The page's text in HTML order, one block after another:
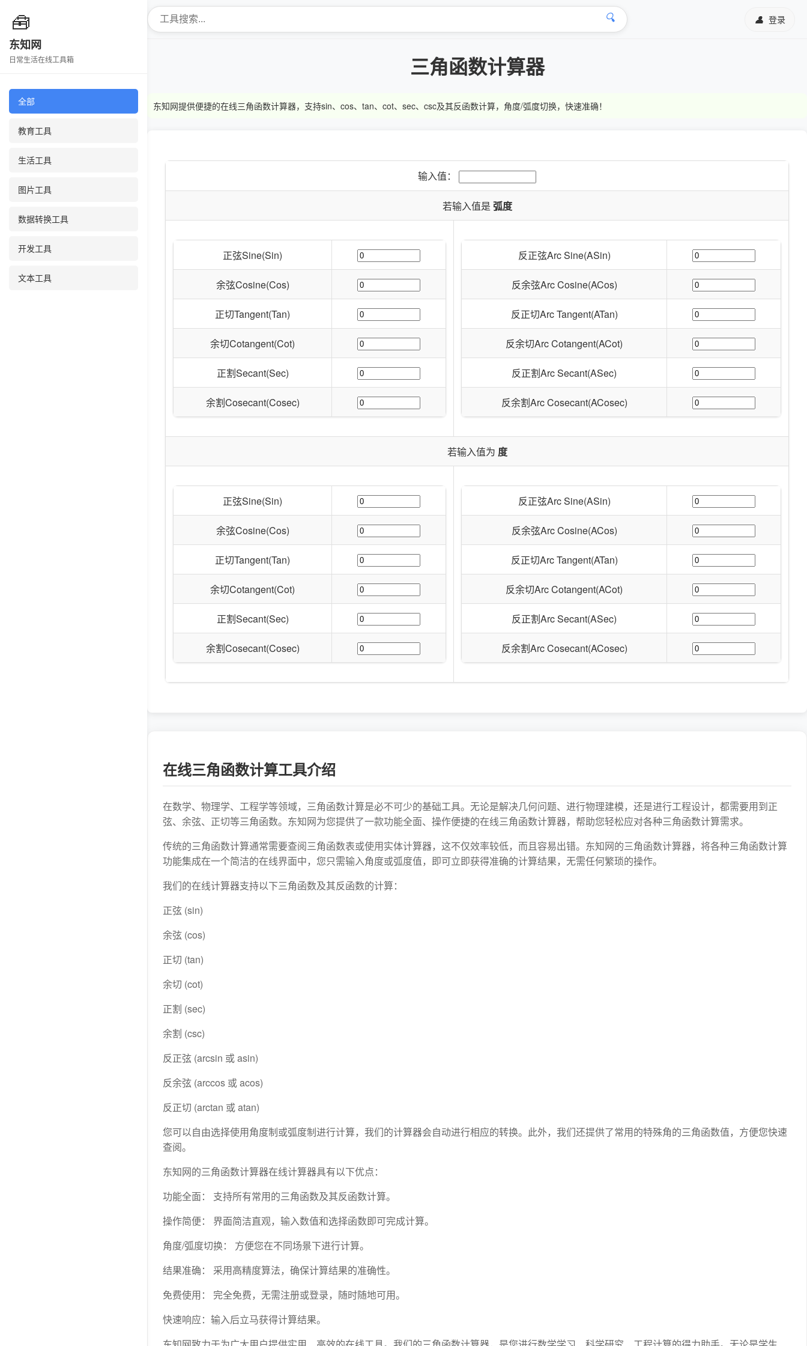
🧰
东知网
日常生活在线工具箱
全部
教育工具
生活工具
图片工具
数据转换工具
开发工具
文本工具
🔍 👤 登录
三角函数计算器
东知网提供便捷的在线三角函数计算器，支持sin、cos、tan、cot、sec、csc及其反函数计算，角度/弧度切换，快速准确！
输入值：
若输入值是 弧度
正弦Sine(Sin)
余弦Cosine(Cos)
正切Tangent(Tan)
余切Cotangent(Cot)
正割Secant(Sec)
余割Cosecant(Cosec)
反正弦Arc Sine(ASin)
反余弦Arc Cosine(ACos)
反正切Arc Tangent(ATan)
反余切Arc Cotangent(ACot)
反正割Arc Secant(ASec)
反余割Arc Cosecant(ACosec)
若输入值为 度
正弦Sine(Sin)
余弦Cosine(Cos)
正切Tangent(Tan)
余切Cotangent(Cot)
正割Secant(Sec)
余割Cosecant(Cosec)
反正弦Arc Sine(ASin)
反余弦Arc Cosine(ACos)
反正切Arc Tangent(ATan)
反余切Arc Cotangent(ACot)
反正割Arc Secant(ASec)
反余割Arc Cosecant(ACosec)
在线三角函数计算工具介绍
在数学、物理学、工程学等领域，三角函数计算是必不可少的基础工具。无论是解决几何问题、进行物理建模，还是进行工程设计，都需要用到正
弦、余弦、正切等三角函数。东知网为您提供了一款功能全面、操作便捷的在线三角函数计算器，帮助您轻松应对各种三角函数计算需求。
传统的三角函数计算通常需要查阅三角函数表或使用实体计算器，这不仅效率较低，而且容易出错。东知网的三角函数计算器，将各种三角函数计算
功能集成在一个简洁的在线界面中，您只需输入角度或弧度值，即可立即获得准确的计算结果，无需任何繁琐的操作。
我们的在线计算器支持以下三角函数及其反函数的计算：
正弦 (sin)
余弦 (cos)
正切 (tan)
余切 (cot)
正割 (sec)
余割 (csc)
反正弦 (arcsin 或 asin)
反余弦 (arccos 或 acos)
反正切 (arctan 或 atan)
您可以自由选择使用角度制或弧度制进行计算，我们的计算器会自动进行相应的转换。此外，我们还提供了常用的特殊角的三角函数值，方便您快速
查阅。
东知网的三角函数计算器在线计算器具有以下优点：
功能全面： 支持所有常用的三角函数及其反函数计算。
操作简便： 界面简洁直观，输入数值和选择函数即可完成计算。
角度/弧度切换： 方便您在不同场景下进行计算。
结果准确： 采用高精度算法，确保计算结果的准确性。
免费使用： 完全免费，无需注册或登录，随时随地可用。
快速响应：输入后立马获得计算结果。